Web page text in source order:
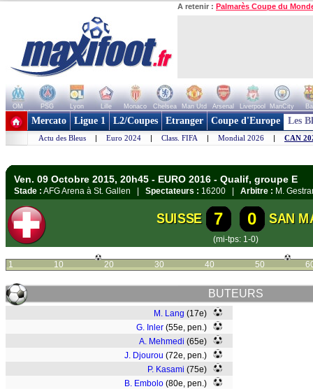
A retenir : Palmarès Coupe du
OM PSG Lyon Lille Monaco Chelsea Man Utd Arsenal Liverpool ManCity
+ de clubs
Mercato Ligue 1 L2/Coupes Etranger Coupe d'Europe Les
Actu des Bleus | Euro 2024 | Class. FIFA | Mondial 2026 | CAN
Ven. 09 Octobre 2015, 20h45 - EURO 2016 - Qualif, groupe E
Stade : AFG Arena à St. Gallen | Spectateurs : 16200 | Arbitre : M.
SUISSE 7 0 SAN
(mi-tps: 1-0)
1 10 20 30 40 50
BUTEURS
M. Lang (17e)
G. Inler (55e, pen.)
A. Mehmedi (65e)
J. Djourou (72e, pen.)
P. Kasami (75e)
B. Embolo (80e, pen.)